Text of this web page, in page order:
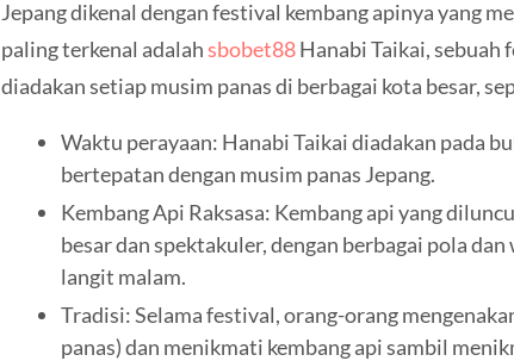
Jepang dikenal dengan festival kembang apinya yang
paling terkenal adalahsbobet88Hanabi Taikai, sebuah
diadakan setiap musim panas di berbagai kota besar,
Waktu perayaan: Hanabi Taikai diadakan pada
bertepatan dengan musim panas Jepang.
Kembang Api Raksasa: Kembang api yang
besar dan spektakuler, dengan berbagai pola
langit malam.
Tradisi: Selama festival, orang-orang
panas) dan menikmati kembang api sambil